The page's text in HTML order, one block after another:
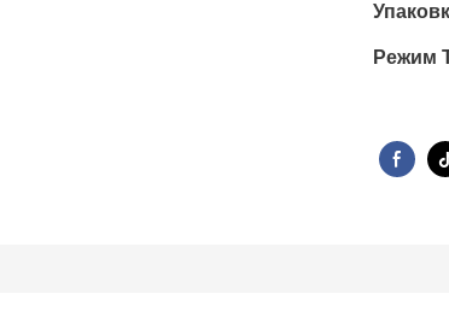
Режим